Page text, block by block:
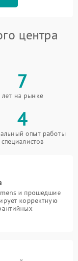
центра
7
лет на рынке
4
опыт работы
специалистов
и прошедшие
корректную